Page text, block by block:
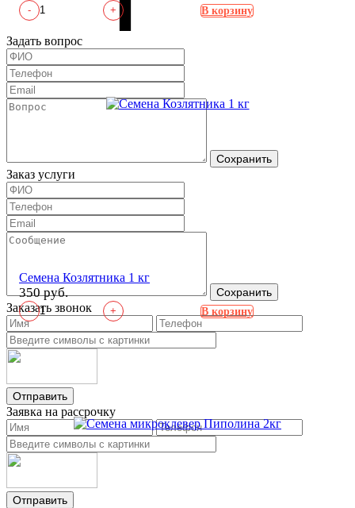
- + В корзину
Семена Козлятника 1 кг
350 руб.
- + В корзину
Задать вопрос
Сохранить
Заказ услуги
Сохранить
Заказать звонок
Отправить
Заявка на рассрочку
Отправить